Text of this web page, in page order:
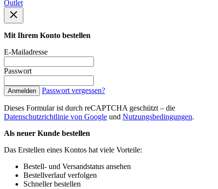
Outlet
Mit Ihrem Konto bestellen
E-Mailadresse
Passwort
Anmelden Passwort vergessen?
Dieses Formular ist durch reCAPTCHA geschützt – die
Datenschutzrichtlinie von Google und Nutzungsbedingungen.
Als neuer Kunde bestellen
Das Erstellen eines Kontos hat viele Vorteile:
Bestell- und Versandstatus ansehen
Bestellverlauf verfolgen
Schneller bestellen